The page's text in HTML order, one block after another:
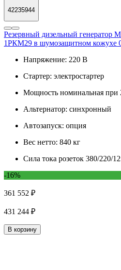
42235944
Резервный дизельный
1РКМ29 в шумозащитном кожухе
Напряжение: 220 В
Стартер: электростартер
Мощность номинальная при
Альтернатор: синхронный
Автозапуск: опция
Вес нетто: 840 кг
Сила тока розеток 380/220/
-16%
361 552 ₽
431 244 ₽
В корзину